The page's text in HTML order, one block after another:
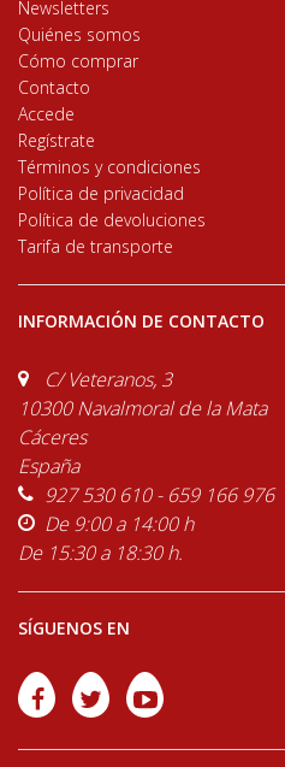
Newsletters
Quiénes somos
Cómo comprar
Contacto
Accede
Regístrate
Términos y condiciones
Política de privacidad
Política de devoluciones
Tarifa de transporte
INFORMACIÓN DE CONTACTO
C/ Veteranos, 3
10300 Navalmoral de la Mata
Cáceres
España
927 530 610 - 659 166 976
De 9:00 a 14:00 h
De 15:30 a 18:30 h.
SÍGUENOS EN